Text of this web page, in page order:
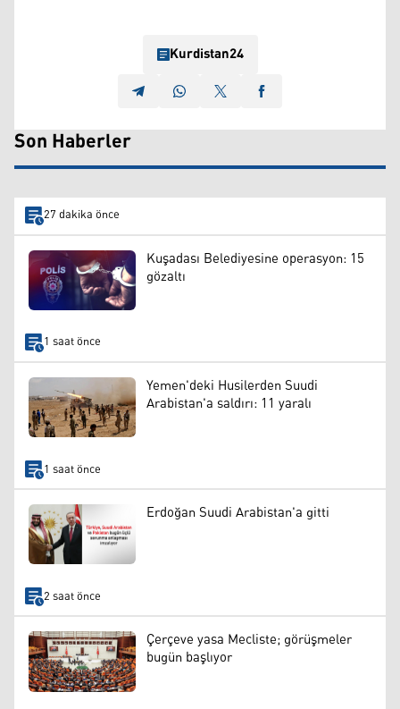
Kurdistan24
Son Haberler
27 dakika önce
Kuşadası Belediyesine operasyon: 15
gözaltı
1 saat önce
Yemen'deki Husilerden Suudi
Arabistan'a saldırı: 11 yaralı
1 saat önce
Erdoğan Suudi Arabistan'a gitti
2 saat önce
Çerçeve yasa Mecliste; görüşmeler
bugün başlıyor